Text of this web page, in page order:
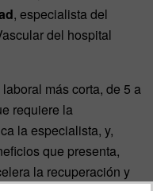
, especialista del
del hospital
más corta, de 5 a
requiere la
la especialista, y,
que presenta,
la recuperación y